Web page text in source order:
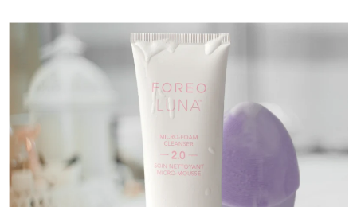
LUNA™ 4 Men
For men, anti-aging massage
LUNA™ 4 mini
For young skin, T-zone
LUNA™ 4 go
BEAR™ 2 eyes & lips
Microcurrent line smoothing device
面部提拉護理
Premium anti-aging skincare
BEAR™ 設備
UFO™ 3 LED
Near-infrared and red light therapy
UFO™ 3 mini
Red light therapy device for young skin
issa™ 4 plus
Smart hybrid silicone sonic toothbrush
issa™ 4 smile
Hybrid silicone sonic toothbrush
抗老
FAQ™ 101
Clinical anti-aging
FAQ™ 102
LED 護理
NEW
FAQ™ 201
FAQ™ 202
生髮 肌膚年輕化
加拿大 預計送達日期
智利
中國 預計送達日期
哥倫比亞 8/14/26
克羅埃西亞 8/10/26